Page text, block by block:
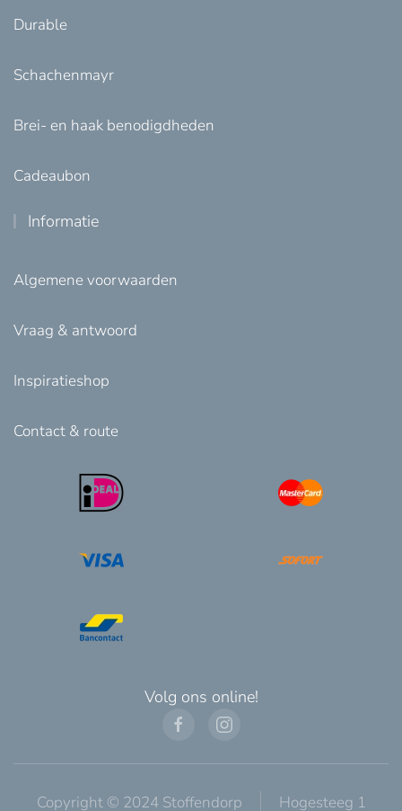
Durable
Schachenmayr
Brei- en haak benodigdheden
Cadeaubon
Informatie
Algemene voorwaarden
Vraag & antwoord
Inspiratieshop
Contact & route
Volg ons online!
Copyright © 2024 Stoffendorp Hogesteeg 1